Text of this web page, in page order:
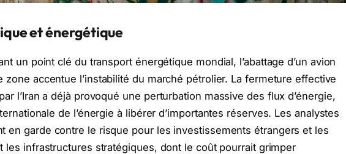
et énergétique
un point clé du transport énergétique mondial, l’abattage d’un avion
zone accentue l’instabilité du marché pétrolier. La fermeture effective
l’Iran a déjà provoqué une perturbation massive des flux d’énergie,
de l’énergie à libérer d’importantes réserves. Les analystes
en garde contre le risque pour les investissements étrangers et les
les infrastructures stratégiques, dont le coût pourrait grimper